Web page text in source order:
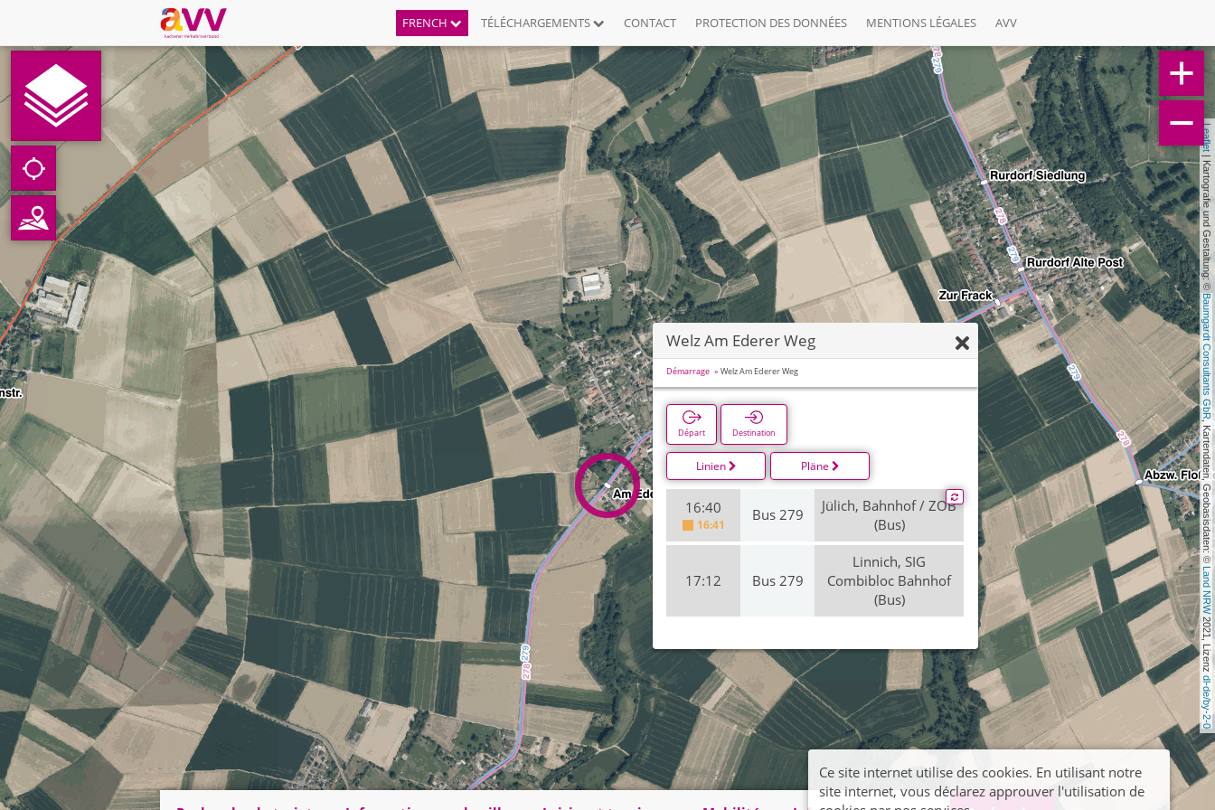
FRENCH TÉLÉCHARGEMENTS CONTACT PROTECTION DES DONNÉES MENTIONS LÉGALES AVV
Leaflet
| Kartografie und Gestaltung: ©
Baumgardt Consultants GbR
, Kartendaten, Geobasisdaten: ©
Land NRW
2021, Lizenz
dl-de/by-2-0
Welz Am Ederer Weg
Démarrage Welz Am Ederer Weg
Départ Destination
Linien Pläne
16:40
16:41
Bus 279
Jülich, Bahnhof / ZOB
(Bus)
17:12 Bus 279
Linnich, SIG
Combibloc Bahnhof
(Bus)
Ce site internet utilise des cookies. En utilisant notre
site internet, vous déclarez approuver l'utilisation de